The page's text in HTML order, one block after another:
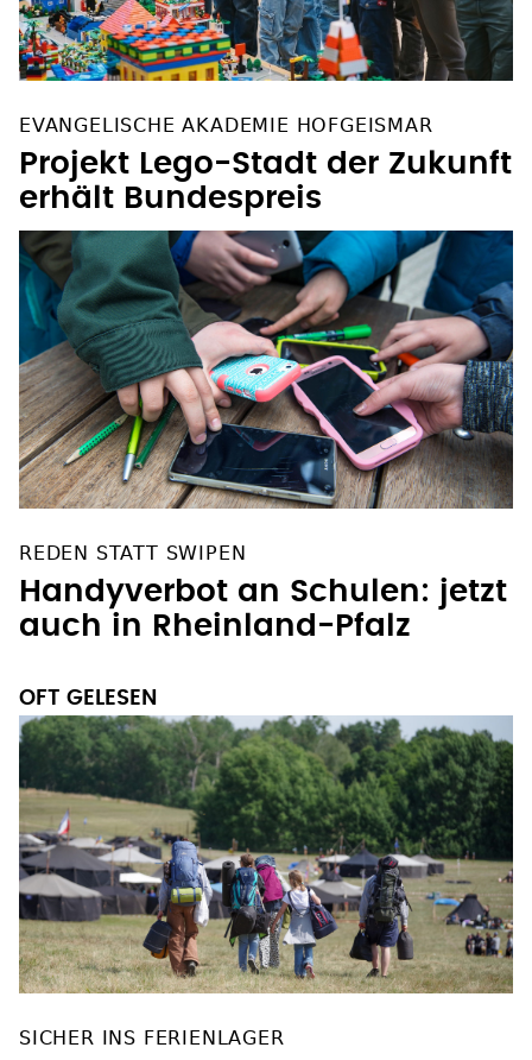
EVANGELISCHE AKADEMIE HOFGEISMAR
Projekt Lego-Stadt der Zukunft
erhält Bundespreis
REDEN STATT SWIPEN
Handyverbot an Schulen: jetzt
auch in Rheinland-Pfalz
OFT GELESEN
SICHER INS FERIENLAGER